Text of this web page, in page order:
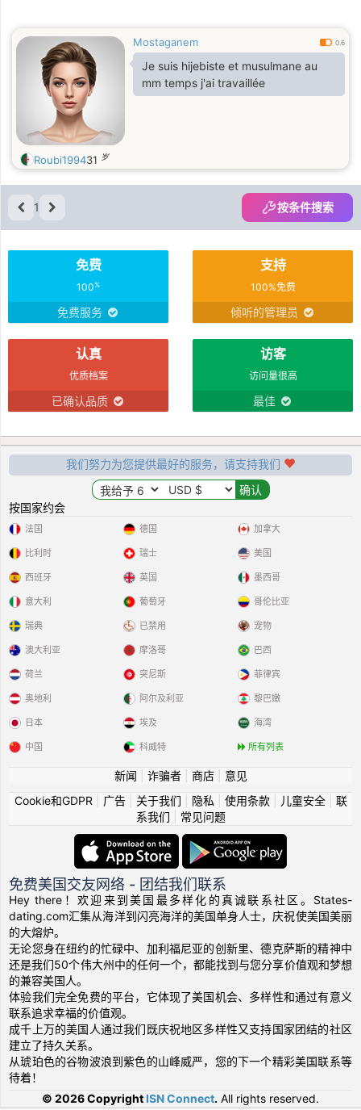
Mostaganem 0.6
Je suis hijebiste et musulmane au
mm temps j'ai travaillée
Roubi199431 岁
1 按条件搜索
免费
100%
免费服务
支持
100%免费
倾听的管理员
认真
优质档案
已确认品质
访客
访问量很高
最佳
我们努力为您提供最好的服务，请支持我们
按国家约会
法国
比利时
西班牙
意大利
瑞典
德国
瑞士
英国
葡萄牙
已禁用
加拿大
美国
墨西哥
哥伦比亚
宠物
澳大利亚
荷兰
奥地利
日本
中国
摩洛哥
突尼斯
阿尔及利亚
埃及
科威特
巴西
菲律宾
黎巴嫩
海湾
所有列表
新闻 诈骗者| 商店| 意见
Cookie和GDPR
广告| 关于我们 隐私 使用条款| 儿童安全| 联
系我们
常见问题
免费美国交友网络 - 团结我们联系
Hey there！欢迎来到美国最多样化的真诚联系社区。States-
dating.com汇集从海洋到闪亮海洋的美国单身人士，庆祝使美国美丽
的大熔炉。
无论您身在纽约的忙碌中、加利福尼亚的创新里、德克萨斯的精神中
还是我们50个伟大州中的任何一个，都能找到与您分享价值观和梦想
的兼容美国人。
体验我们完全免费的平台，它体现了美国机会、多样性和通过有意义
联系追求幸福的价值观。
成千上万的美国人通过我们既庆祝地区多样性又支持国家团结的社区
建立了持久关系。
从琥珀色的谷物波浪到紫色的山峰威严，您的下一个精彩美国联系等
待着！
© 2026 Copyright ISN Connect. All rights reserved.